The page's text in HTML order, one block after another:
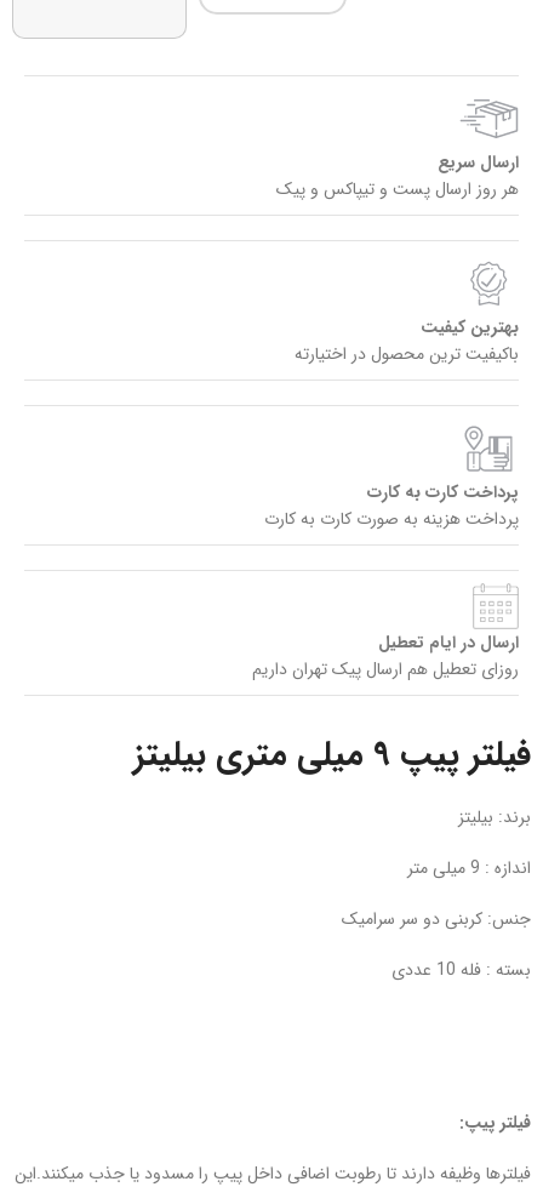
ارسال سریع
هر روز ارسال پست و تیپاکس و پیک
بهترین کیفیت
باکیفیت ترین محصول در اختیارته
پرداخت کارت به کارت
پرداخت هزینه به صورت کارت به کارت
ارسال در ایام تعطیل
روزای تعطیل هم ارسال پیک تهران داریم
فیلتر پیپ 9 میلی متری بیلیتز
برند: بیلیتز
اندازه : 9 میلی متر
جنس: کربنی دو سر سرامیک
بسته : فله 10 عددی
فیلتر پیپ:
فیلترها وظیفه دارند تا رطوبت اضافی داخل پیپ را مسدود یا جذب میکنند.این